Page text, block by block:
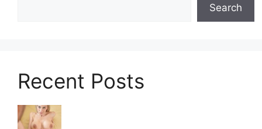
Search
Recent Posts